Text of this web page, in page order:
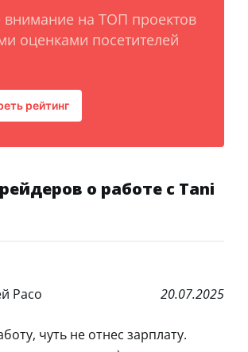
внимание на ТОП проектов
оценками посетителей
рейтинг
о работе с Tani
Расо 20.07.2025
чуть не отнес зарплату.